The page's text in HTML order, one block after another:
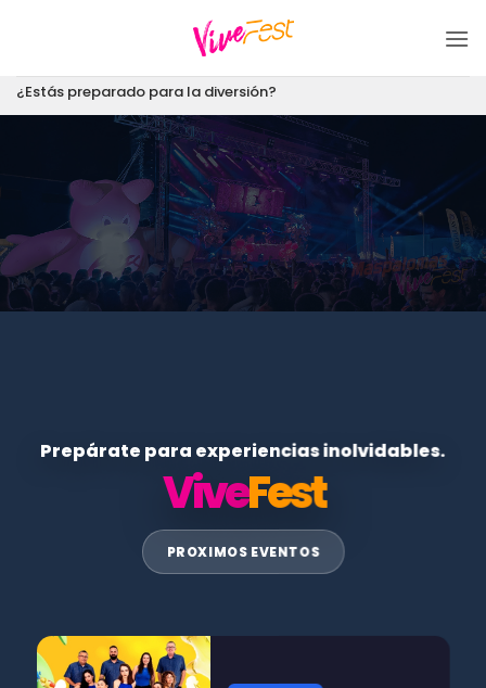
¿Estás preparado para la diversión?
Prepárate para experiencias inolvidables.
ViveFest
PROXIMOS EVENTOS